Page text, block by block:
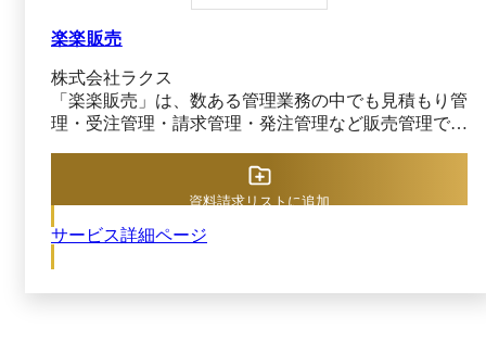
楽楽販売
株式会社ラクス
「楽楽販売」は、数ある管理業務の中でも見積もり管
理・受注管理・請求管理・発注管理など販売管理でご
複雑な金額計算の自動化、企業ごとのルールにあわせ
たカスタマイズが可能です。 ■販売管理業務で、こん
なため、計算ミスが多発している [2]一つの受注金額
サービス詳細ページ
資料請求リストに追加